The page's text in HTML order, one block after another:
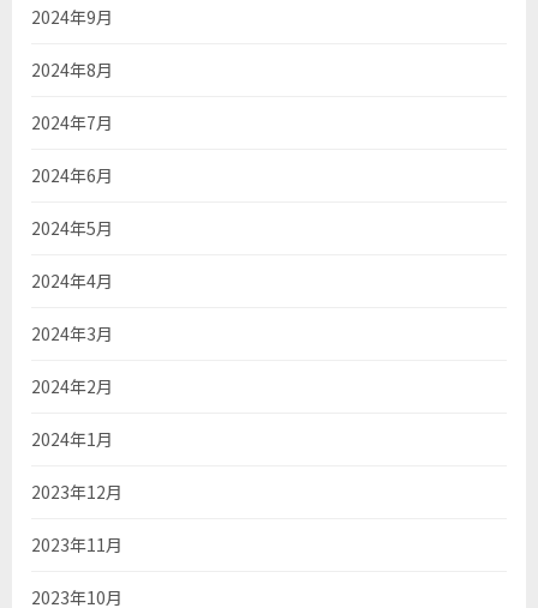
2024年9月
2024年8月
2024年7月
2024年6月
2024年5月
2024年4月
2024年3月
2024年2月
2024年1月
2023年12月
2023年11月
2023年10月